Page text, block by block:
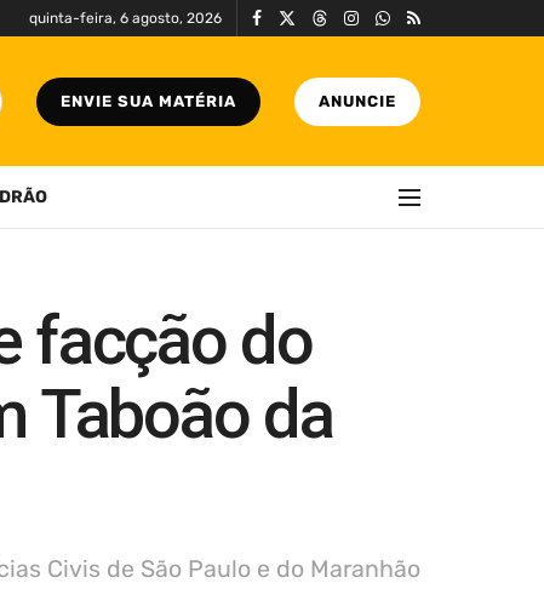
quinta-feira, 6 agosto, 2026
ENVIE SUA MATÉRIA ANUNCIE
facção do
Taboão da
Civis de São Paulo e do Maranhão